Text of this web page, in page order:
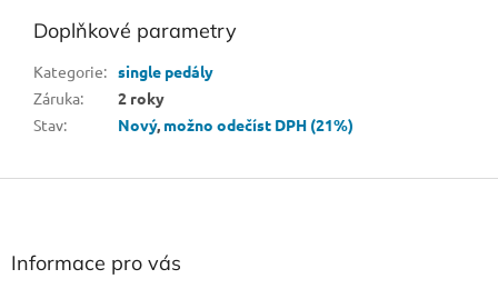
Doplňkové parametry
Kategorie: single pedály
Záruka:
2 roky
Stav: Nový, možno odečíst DPH (21%)
Z
Informace pro vás